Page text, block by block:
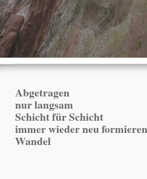
Abgetragen
nur langsam
Schicht für Schicht
immer wieder neu formieren
Wandel